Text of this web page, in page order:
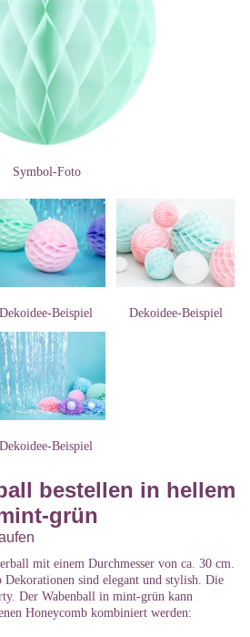
Symbol-Foto
Dekoidee-Beispiel Dekoidee-Beispiel
Dekoidee-Beispiel
bestellen in hellem
grün
mit einem Durchmesser von ca. 30 cm.
Dekorationen sind elegant und stylish. Die
Der Wabenball in mint-grün kann
Honeycomb kombiniert werden: